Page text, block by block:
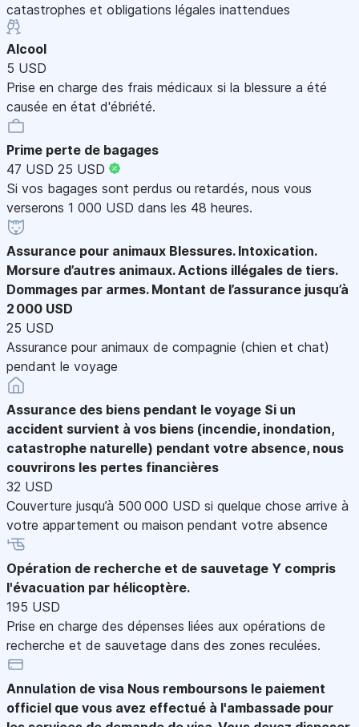
catastrophes et obligations légales inattendues
Alcool
5 USD
Prise en charge des frais médicaux si la blessure a été
causée en état d'ébriété.
Prime perte de bagages
47 USD 25 USD
Si vos bagages sont perdus ou retardés, nous vous
verserons 1 000 USD dans les 48 heures.
Assurance pour animaux Blessures. Intoxication.
Morsure d’autres animaux. Actions illégales de tiers.
Dommages par armes. Montant de l’assurance jusqu’à
2 000 USD
25 USD
Assurance pour animaux de compagnie (chien et chat)
pendant le voyage
Assurance des biens pendant le voyage Si un
accident survient à vos biens (incendie, inondation,
catastrophe naturelle) pendant votre absence, nous
couvrirons les pertes financières
32 USD
Couverture jusqu’à 500 000 USD si quelque chose arrive à
votre appartement ou maison pendant votre absence
Opération de recherche et de sauvetage Y compris
l'évacuation par hélicoptère.
195 USD
Prise en charge des dépenses liées aux opérations de
recherche et de sauvetage dans des zones reculées.
Annulation de visa Nous remboursons le paiement
officiel que vous avez effectué à l'ambassade pour